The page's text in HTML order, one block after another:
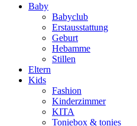
Baby
Babyclub
Erstausstattung
Geburt
Hebamme
Stillen
Eltern
Kids
Fashion
Kinderzimmer
KITA
Toniebox & tonies